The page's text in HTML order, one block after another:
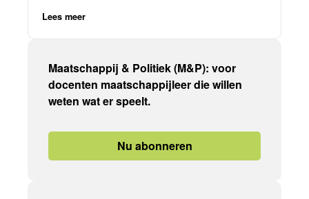
Lees meer
Maatschappij & Politiek (M&P): voor
docenten maatschappijleer die willen
weten wat er speelt.
Nu abonneren